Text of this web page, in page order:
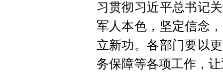
习贯彻习近平总书记
军人本色，坚定信念
立新功。各部门要以
务保障等各项工作，